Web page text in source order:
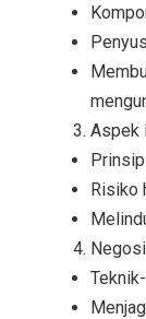
Aspek
Risiko